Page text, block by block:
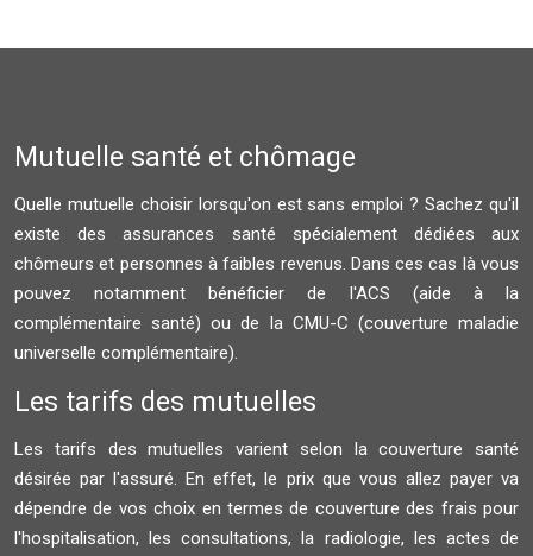
Mutuelle santé et chômage
Quelle mutuelle choisir lorsqu'on est sans emploi ? Sachez qu'il
existe des assurances santé spécialement dédiées aux
chômeurs et personnes à faibles revenus. Dans ces cas là vous
pouvez notamment bénéficier de l'ACS (aide à la
complémentaire santé) ou de la CMU-C (couverture maladie
universelle complémentaire).
Les tarifs des mutuelles
Les tarifs des mutuelles varient selon la couverture santé
désirée par l'assuré. En effet, le prix que vous allez payer va
dépendre de vos choix en termes de couverture des frais pour
l'hospitalisation, les consultations, la radiologie, les actes de